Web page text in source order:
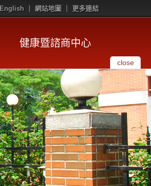
English 網站地圖 更多連結
健康暨諮商中心
close